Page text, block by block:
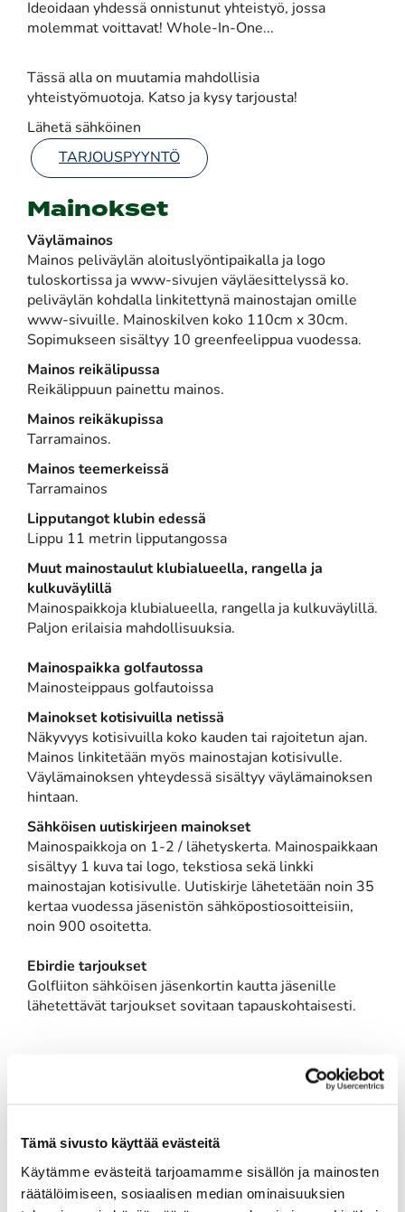
Tämä sivusto käyttää evästeitä
Käytämme evästeitä tarjoamamme sisällön ja mainosten
räätälöimiseen, sosiaalisen median ominaisuuksien
​​​​​​​Ideoidaan yhdessä onnistunut yhteistyö, jossa
molemmat voittavat! Whole-In-One...
Tässä alla on muutamia mahdollisia
yhteistyömuotoja. Katso ja kysy tarjousta!
Lähetä sähköinen
TARJOUSPYYNTÖ
Mainokset
Väylämainos
Mainos peliväylän aloituslyöntipaikalla ja logo
tuloskortissa ja www-sivujen väyläesittelyssä ko.
peliväylän kohdalla linkitettynä mainostajan omille
www-sivuille. Mainoskilven koko 110cm x 30cm.
Sopimukseen sisältyy 10 greenfeelippua vuodessa.
Mainos reikälipussa
Reikälippuun painettu mainos.
Mainos reikäkupissa
Tarramainos.
Mainos teemerkeissä
Tarramainos
Lipputangot klubin edessä
Lippu 11 metrin lipputangossa
Muut mainostaulut klubialueella, rangella ja
kulkuväylillä
Mainospaikkoja klubialueella, rangella ja kulkuväylillä.
Paljon erilaisia mahdollisuuksia.
Mainospaikka golfautossa
Mainosteippaus golfautoissa
Mainokset kotisivuilla netissä
Näkyvyys kotisivuilla koko kauden tai rajoitetun ajan.
Mainos linkitetään myös mainostajan kotisivulle.
Väylämainoksen yhteydessä sisältyy väylämainoksen
hintaan.
Sähköisen uutiskirjeen mainokset
Mainospaikkoja on 1-2 / lähetyskerta. Mainospaikkaan
sisältyy 1 kuva tai logo, tekstiosa sekä linkki
mainostajan kotisivulle. Uutiskirje lähetetään noin 35
kertaa vuodessa jäsenistön sähköpostiosoitteisiin,
noin 900 osoitetta.
Ebirdie tarjoukset
Golfliiton sähköisen jäsenkortin kautta jäsenille
lähetettävät tarjoukset sovitaan tapauskohtaisesti.
Greenfeepaketit
10 tai 20 kpl nipuissa. Lipukkeella voi pelata 18
reikää tai sen voi jakaa 2 erilliseen 9-reiän